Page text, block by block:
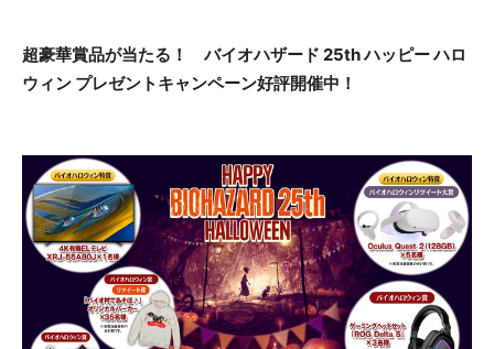
超豪華賞品が当たる！バイオハザード 25thハッピー ハロ
ウィン プレゼントキャンペーン好評開催中！